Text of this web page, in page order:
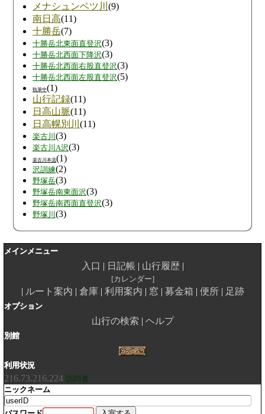
メナシュンベツ川 (9)
南日高(11)
十勝岳(7)
十勝岳北東面直登沢(3)
十勝岳北西面下降沢(3)
十勝岳北西面右股直登沢(3)
十勝岳北西面左股直登沢(5)
執筆中(1)
山行記録(11)
日高山脈(11)
日高幌別川 (11)
楽古川 (3)
楽古川A沢(3)
楽古川本流(1)
沢訓練(2)
野塚岳(3)
野塚岳南東面沢(3)
野塚岳南西面直登沢(3)
野塚川 (3)
メインメニュー
入口 日記帳 山行履歴
カレンダー
ルート案内 倉庫 利用案内 窓 募金箱 便所 足跡
オプション
山行の検索 ヘルプ
別館
利用状況
216.73.216.224 訪問者
ニックネーム